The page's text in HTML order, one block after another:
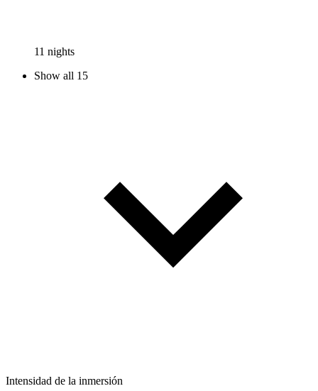
11 nights
Show all 15
Intensidad de la inmersión